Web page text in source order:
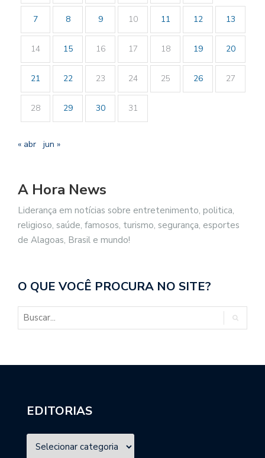
7 8 9 10 11 12 13
14 15 16 17 18 19 20
21 22 23 24 25 26 27
28 29 30 31
« abr jun »
A Hora News
Liderança em notícias sobre entretenimento, politica,
religioso, saúde, famosos, turismo, segurança, esportes
de Alagoas, Brasil e mundo!
O QUE VOCÊ PROCURA NO SITE?
EDITORIAS